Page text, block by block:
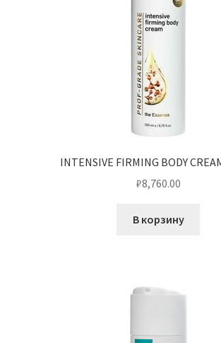
INTENSIVE FIRMING BODY
₽8,760.00
В корзину